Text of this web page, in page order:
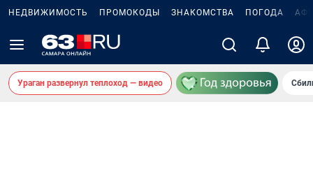
НЕДВИЖИМОСТЬ ПРОМОКОДЫ ЗНАКОМСТВА ПОГОДА
Ураган развернул теплоход — видео